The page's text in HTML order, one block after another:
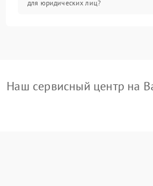
для юридических лиц?
Наш сервисный центр на